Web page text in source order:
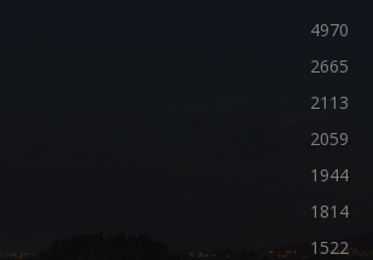
4970
2665
2113
2059
1944
1814
1522